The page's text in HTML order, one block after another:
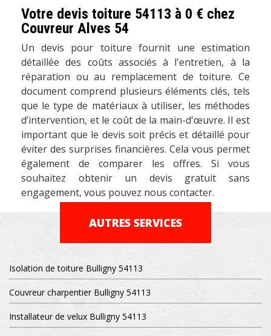
Votre devis toiture 54113 à 0 € chez
Couvreur Alves 54
Un devis pour toiture fournit une estimation
détaillée des coûts associés à l'entretien, à la
réparation ou au remplacement de toiture. Ce
document comprend plusieurs éléments clés, tels
que le type de matériaux à utiliser, les méthodes
d’intervention, et le coût de la main-d'œuvre. Il est
important que le devis soit précis et détaillé pour
éviter des surprises financières. Cela vous permet
également de comparer les offres. Si vous
souhaitez obtenir un devis gratuit sans
engagement, vous pouvez nous contacter.
AUTRES SERVICES
Isolation de toiture Bulligny 54113
Couvreur charpentier Bulligny 54113
Installateur de velux Bulligny 54113